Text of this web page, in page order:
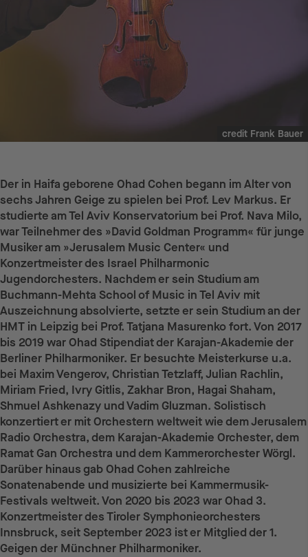
Der in Haifa geborene Ohad Cohen begann im Alter von
sechs Jahren Geige zu spielen bei Prof. Lev Markus. Er
studierte am Tel Aviv Konservatorium bei Prof. Nava Milo,
war Teilnehmer des »David Goldman Programm« für junge
Musiker am »Jerusalem Music Center« und
Konzertmeister des Israel Philharmonic
Jugendorchesters. Nachdem er sein Studium am
Buchmann-Mehta School of Music in Tel Aviv mit
Auszeichnung absolvierte, setzte er sein Studium an der
HMT in Leipzig bei Prof. Tatjana Masurenko fort. Von 2017
bis 2019 war Ohad Stipendiat der Karajan-Akademie der
Berliner Philharmoniker. Er besuchte Meisterkurse u.a.
bei Maxim Vengerov, Christian Tetzlaff, Julian Rachlin,
Miriam Fried, Ivry Gitlis, Zakhar Bron, Hagai Shaham,
Shmuel Ashkenazy und Vadim Gluzman. Solistisch
konzertiert er mit Orchestern weltweit wie dem Jerusalem
Radio Orchestra, dem Karajan-Akademie Orchester, dem
Ramat Gan Orchestra und dem Kammerorchester Wörgl.
Darüber hinaus gab Ohad Cohen zahlreiche
Sonatenabende und musizierte bei Kammermusik-
Festivals weltweit. Von 2020 bis 2023 war Ohad 3.
Konzertmeister des Tiroler Symphonieorchesters
Innsbruck, seit September 2023 ist er Mitglied der 1.
Geigen der Münchner Philharmoniker.
credit Frank Bauer